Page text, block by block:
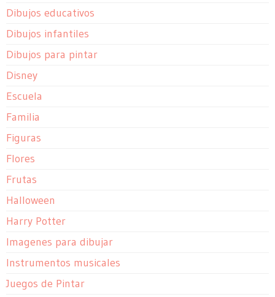
Dibujos educativos
Dibujos infantiles
Dibujos para pintar
Disney
Escuela
Familia
Figuras
Flores
Frutas
Halloween
Harry Potter
Imagenes para dibujar
Instrumentos musicales
Juegos de Pintar